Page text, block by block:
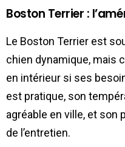
Boston Terrier :
Le Boston Terrier est
chien dynamique, mais
en intérieur si ses
est pratique, son
agréable en ville, et son
de l’entretien.